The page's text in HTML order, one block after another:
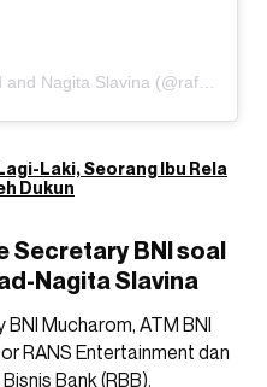
Slavina (@raffinagita1717)
Laki, Seorang Ibu Rela
Dukun
Secretary BNI soal
Nagita Slavina
Mucharom, ATM BNI
RANS Entertainment dan
Bank (RBB).